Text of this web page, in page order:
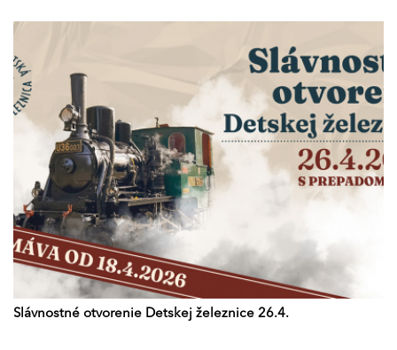
Slávnostné otvorenie Detskej železnice 26.4.